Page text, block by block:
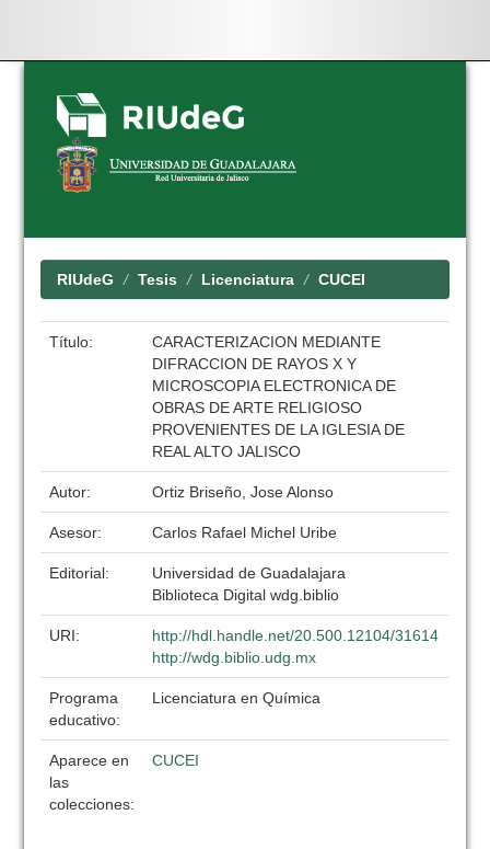
Skip
navigation
RIUdeG Tesis Licenciatura CUCEI
Título:
CARACTERIZACION MEDIANTE
DIFRACCION DE RAYOS X Y
MICROSCOPIA ELECTRONICA DE
OBRAS DE ARTE RELIGIOSO
PROVENIENTES DE LA IGLESIA DE
REAL ALTO JALISCO
Autor: Ortiz Briseño, Jose Alonso
Asesor: Carlos Rafael Michel Uribe
Editorial:
Universidad de Guadalajara
Biblioteca Digital wdg.biblio
URI:
http://hdl.handle.net/20.500.12104/31614
http://wdg.biblio.udg.mx
Programa
educativo:
Licenciatura en Química
Aparece en
las
colecciones:
CUCEI